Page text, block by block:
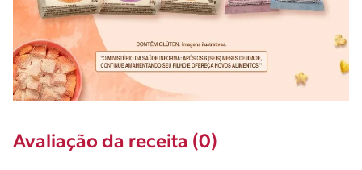
Avaliação da receita (0)